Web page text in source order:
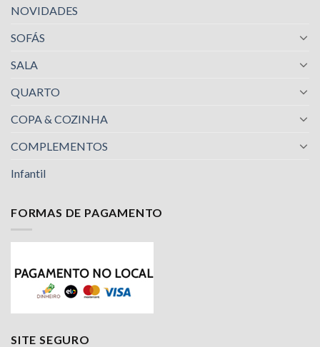
NOVIDADES
SOFÁS
SALA
QUARTO
COPA & COZINHA
COMPLEMENTOS
Infantil
FORMAS DE PAGAMENTO
SITE SEGURO
Nossa equipe de suporte ao cliente está aqui
nos qualquer coisa!